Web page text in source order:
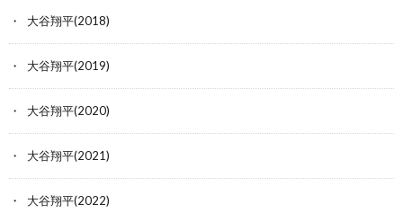
大谷翔平(2018)
大谷翔平(2019)
大谷翔平(2020)
大谷翔平(2021)
大谷翔平(2022)